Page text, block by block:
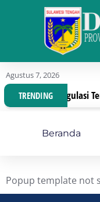
Agustus 7, 2026
TRENDINGRegulasi
Beranda
Popup template not